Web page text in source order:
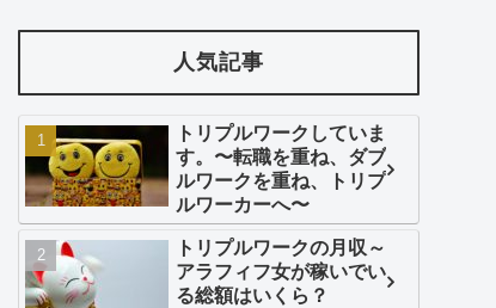
人気記事
トリプルワークしていま
す。〜転職を重ね、ダブ
ルワークを重ね、トリプ
ルワーカーへ〜
トリプルワークの月収～
アラフィフ女が稼いでい
る総額はいくら？